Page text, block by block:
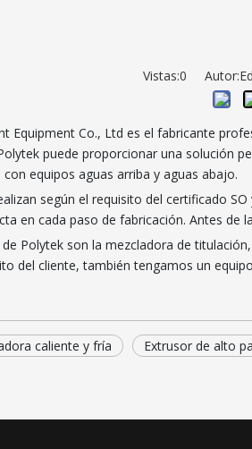
Vistas:0
Equipment Co., Ltd es el fabricante
puede proporcionar una solución
equipos aguas arriba y aguas abajo.
según el requisito del certificado
en cada paso de fabricación. Antes
Polytek son la mezcladora de
del cliente, también tengamos un
caliente y fría Extrusor de alto